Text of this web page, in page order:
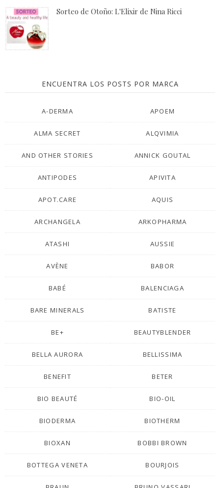
Sorteo de Otoño: L'Elixir de Nina Ricci
ENCUENTRA LOS POSTS POR MARCA
A-DERMA APOEM
ALMA SECRET ALQVIMIA
AND OTHER STORIES ANNICK GOUTAL
ANTIPODES APIVITA
APOT.CARE AQUIS
ARCHANGELA ARKOPHARMA
ATASHI AUSSIE
AVÈNE BABOR
BABÉ BALENCIAGA
BARE MINERALS BATISTE
BE+ BEAUTYBLENDER
BELLA AURORA BELLISSIMA
BENEFIT BETER
BIO BEAUTÉ BIO-OIL
BIODERMA BIOTHERM
BIOXAN BOBBI BROWN
BOTTEGA VENETA BOURJOIS